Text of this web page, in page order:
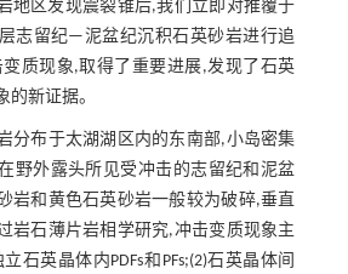
地区发现震裂锥后,我们立即对推覆于
志留纪—泥盆纪沉积石英砂岩进行追
质现象,取得了重要进展,发现了石英
的新证据。
分布于太湖湖区内的东南部,小岛密集
野外露头所见受冲击的志留纪和泥盆
岩和黄色石英砂岩一般较为破碎,垂直
岩石薄片岩相学研究,冲击变质现象主
石英晶体内PDFs和PFs;(2)石英晶体间